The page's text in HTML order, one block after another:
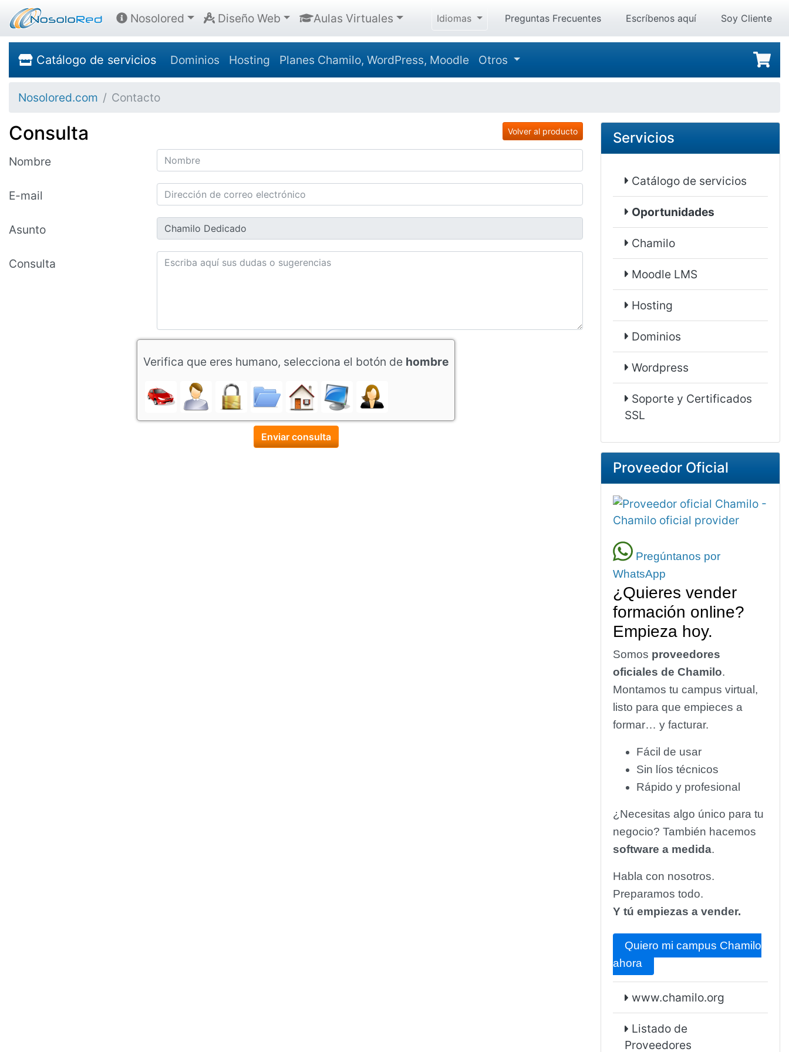
Nosolored Diseño Web Aulas Virtuales Idiomas Preguntas Frecuentes Escríbenos aquí Soy Cliente
Catálogo de servicios Dominios Hosting Planes Chamilo, WordPress, Moodle Otros
Nosolored.com Contacto
Consulta Volver al producto
Nombre
E-mail
Asunto
Consulta
Verifica que eres humano, selecciona el botón de hombre
Servicios
Catálogo de servicios
Oportunidades
Chamilo
Moodle LMS
Hosting
Dominios
Wordpress
Soporte y Certificados
SSL
Proveedor Oficial
Pregúntanos por
WhatsApp
¿Quieres vender
formación online?
Empieza hoy.
Somos proveedores
oficiales de Chamilo.
Montamos tu campus virtual,
listo para que empieces a
formar… y facturar.
Fácil de usar
Sin líos técnicos
Rápido y profesional
¿Necesitas algo único para tu
negocio? También hacemos
software a medida.
Habla con nosotros.
Preparamos todo.
Y tú empiezas a vender.
Quiero mi campus Chamilo
ahora
www.chamilo.org
Listado de
Proveedores